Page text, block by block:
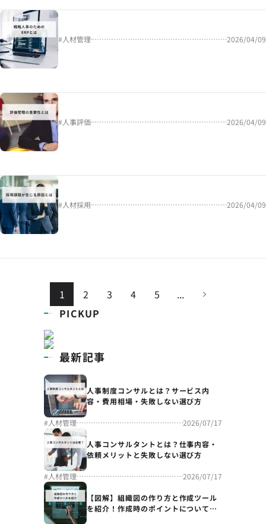
#人材管理 2026/04/09
#人事評価 2026/04/09
#人材採用 2026/04/09
1 2 3 4 5
...
PICKUP
最新記事
人事制度コンサルとは？サービス内
容・費用相場・失敗しない選び方
#人材管理 2026/07/17
人事コンサルタントとは？仕事内容・
依頼メリットと失敗しない選び方
#人材管理 2026/07/17
【図解】組織図の作り方と作成ツール
を紹介！作成時のポイントについても